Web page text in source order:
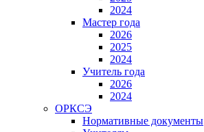
2024
Мастер года
2026
2025
2024
Учитель года
2026
2024
ОРКСЭ
Нормативные документы